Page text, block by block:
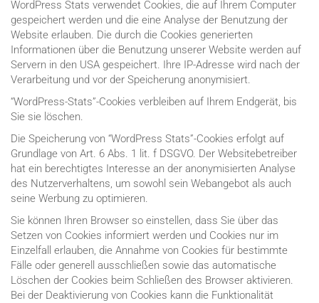
WordPress Stats verwendet Cookies, die auf Ihrem Computer
gespeichert werden und die eine Analyse der Benutzung der
Website erlauben. Die durch die Cookies generierten
Informationen über die Benutzung unserer Website werden auf
Servern in den USA gespeichert. Ihre IP-Adresse wird nach der
Verarbeitung und vor der Speicherung anonymisiert.
“WordPress-Stats”-Cookies verbleiben auf Ihrem Endgerät, bis
Sie sie löschen.
Die Speicherung von “WordPress Stats”-Cookies erfolgt auf
Grundlage von Art. 6 Abs. 1 lit. f DSGVO. Der Websitebetreiber
hat ein berechtigtes Interesse an der anonymisierten Analyse
des Nutzerverhaltens, um sowohl sein Webangebot als auch
seine Werbung zu optimieren.
Sie können Ihren Browser so einstellen, dass Sie über das
Setzen von Cookies informiert werden und Cookies nur im
Einzelfall erlauben, die Annahme von Cookies für bestimmte
Fälle oder generell ausschließen sowie das automatische
Löschen der Cookies beim Schließen des Browser aktivieren.
Bei der Deaktivierung von Cookies kann die Funktionalität